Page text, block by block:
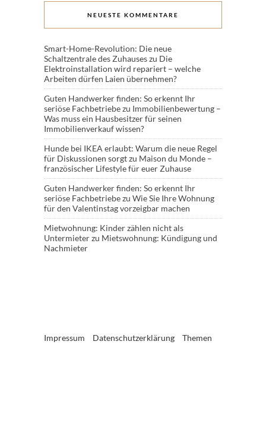
NEUESTE KOMMENTARE
Smart-Home-Revolution: Die neue
Schaltzentrale des Zuhauseszu Die
Elektroinstallation wird repariert – welche
Arbeiten dürfen Laien übernehmen?
Guten Handwerker finden: So erkennt Ihr
seriöse Fachbetriebezu Immobilienbewertung –
Was muss ein Hausbesitzer für seinen
Immobilienverkauf wissen?
Hunde bei IKEA erlaubt: Warum die neue Regel
für Diskussionen sorgtzu Maison du Monde –
französischer Lifestyle für euer Zuhause
Guten Handwerker finden: So erkennt Ihr
seriöse Fachbetriebezu Wie Sie Ihre Wohnung
für den Valentinstag vorzeigbar machen
Mietwohnung: Kinder zählen nicht als
Untermieterzu Mietswohnung: Kündigung und
Nachmieter
Impressum Datenschutzerklärung Themen